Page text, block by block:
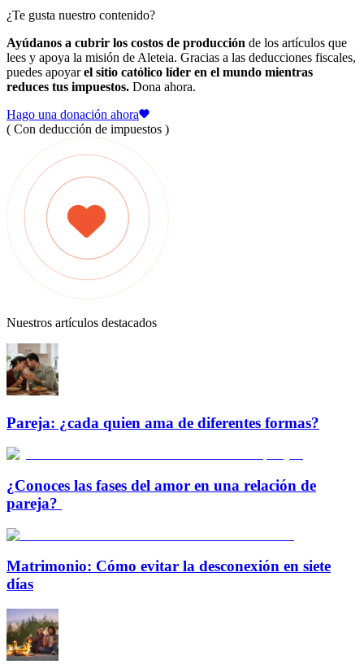
¿Te gusta nuestro contenido?
Ayúdanos a cubrir los costos de producción de los artículos que
lees y apoya la misión de Aleteia. Gracias a las deducciones fiscales,
puedes apoyarel sitio católico líder en el mundo mientras
reduces tus impuestos. Dona ahora.
Hago una donación ahora
( Con deducción de impuestos )
Nuestros artículos destacados
Pareja: ¿cada quien ama de diferentes formas?
¿Conoces las fases del amor en una relación de
pareja?
Matrimonio: Cómo evitar la desconexión en siete
días